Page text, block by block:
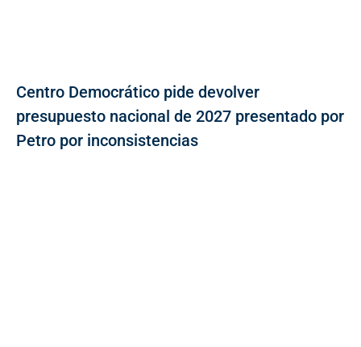
Centro Democrático pide devolver
presupuesto nacional de 2027 presentado por
Petro por inconsistencias